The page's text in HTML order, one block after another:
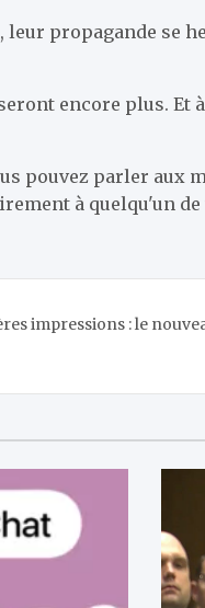
propagande se
encore plus. Et
pouvez parler aux
à quelqu'un
impressions : le